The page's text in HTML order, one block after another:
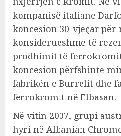
kompanisë italiane
koncesion 30-vjeçar për
konsiderueshme të
prodhimit të
koncesion përfshinte
fabrikën e Burrelit dhe
ferrokromit në Elbasan.
Në vitin 2007, grupi
hyri në Albanian